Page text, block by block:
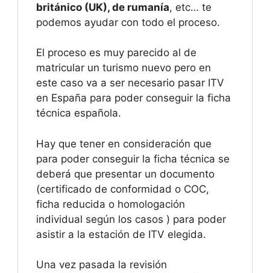
británico (UK), de rumanía, etc… te
podemos ayudar con todo el proceso.
El proceso es muy parecido al de
matricular un turismo nuevo pero en
este caso va a ser necesario pasar ITV
en España para poder conseguir la ficha
técnica española.
Hay que tener en consideración que
para poder conseguir la ficha técnica se
deberá que presentar un documento
(certificado de conformidad o COC,
ficha reducida o homologación
individual según los casos ) para poder
asistir a la estación de ITV elegida.
Una vez pasada la revisión